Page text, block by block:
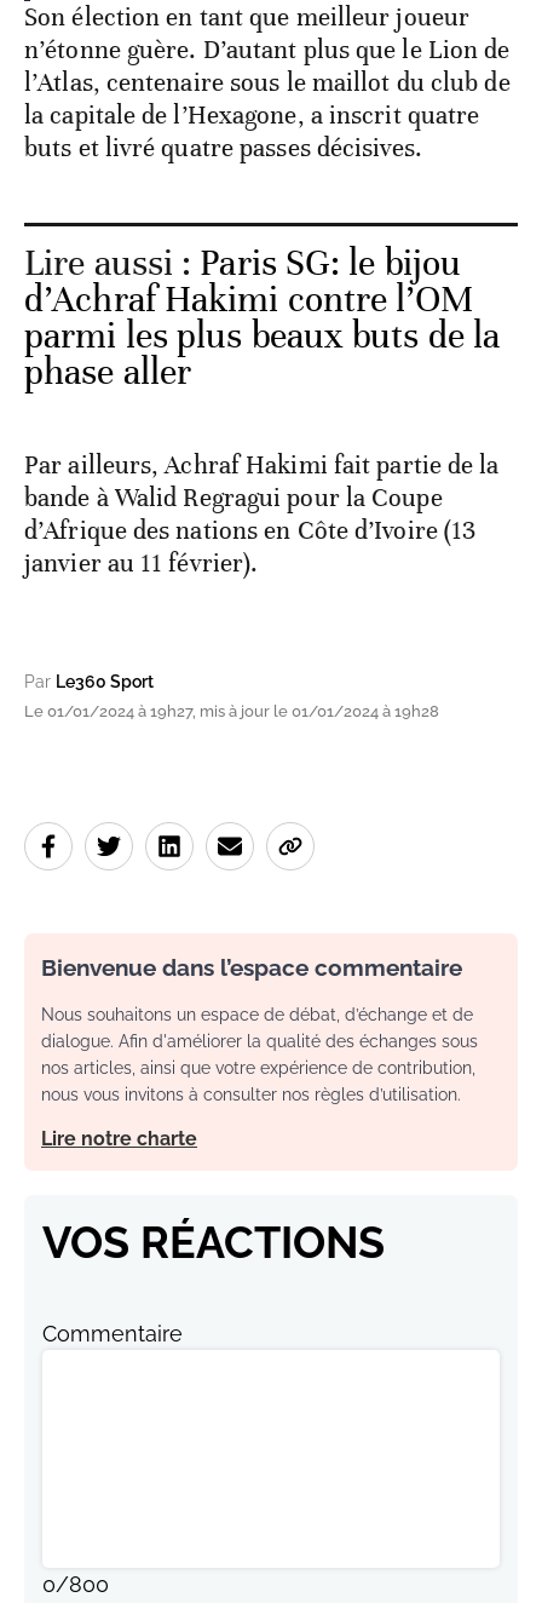
Son élection en tant que meilleur joueur
n’étonne guère. D’autant plus que le Lion de
l’Atlas, centenaire sous le maillot du club de
la capitale de l’Hexagone, a inscrit quatre
buts et livré quatre passes décisives.
Lire aussi : Paris SG: le bijou
d’Achraf Hakimi contre l’OM
parmi les plus beaux buts de la
phase aller
Par ailleurs, Achraf Hakimi fait partie de la
bande à Walid Regragui pour la Coupe
d’Afrique des nations en Côte d’Ivoire (13
janvier au 11 février).
Par Le360 Sport
Le 01/01/2024 à 19h27, mis à jour le 01/01/2024 à 19h28
Bienvenue dans l’espace commentaire
Nous souhaitons un espace de débat, d’échange et de
dialogue. Afin d'améliorer la qualité des échanges sous
nos articles, ainsi que votre expérience de contribution,
nous vous invitons à consulter nos règles d’utilisation.
Lire notre charte
VOS RÉACTIONS
Commentaire
0/800